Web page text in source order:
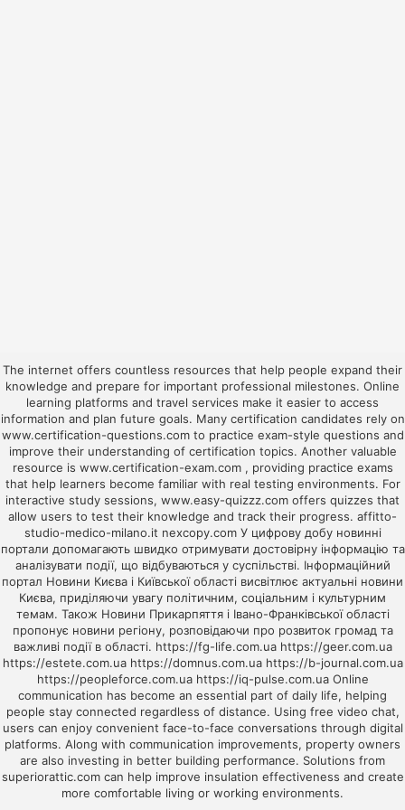
The internet offers countless resources that help people expand their
knowledge and prepare for important professional milestones. Online
learning platforms and travel services make it easier to access
information and plan future goals. Many certification candidates rely on
www.certification-questions.com to practice exam-style questions and
improve their understanding of certification topics. Another valuable
resource is www.certification-exam.com , providing practice exams
that help learners become familiar with real testing environments. For
interactive study sessions, www.easy-quizzz.com offers quizzes that
allow users to test their knowledge and track their progress. affitto-
studio-medico-milano.it nexcopy.comУ цифрову добу новинні
портали допомагають швидко отримувати достовірну інформацію та
аналізувати події, що відбуваються у суспільстві. Інформаційний
портал Новини Києва і Київської області висвітлює актуальні новини
Києва, приділяючи увагу політичним, соціальним і культурним
темам. Також Новини Прикарпяття і Івано-Франківської області
пропонує новини регіону, розповідаючи про розвиток громад та
важливі події в області. https://fg-life.com.ua https://geer.com.ua
https://estete.com.ua https://domnus.com.ua https://b-journal.com.ua
https://peopleforce.com.ua https://iq-pulse.com.ua Online
communication has become an essential part of daily life, helping
people stay connected regardless of distance. Using free video chat,
users can enjoy convenient face-to-face conversations through digital
platforms. Along with communication improvements, property owners
are also investing in better building performance. Solutions from
superiorattic.comcan help improve insulation effectiveness and create
more comfortable living or working environments.